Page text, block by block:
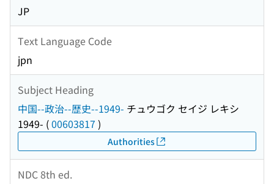
JP
Text Language Code
jpn
Subject Heading
中国--政治--歴史--1949- チュウゴク セイジ レキシ
1949- (00603817 )
Authorities
NDC 8th ed.